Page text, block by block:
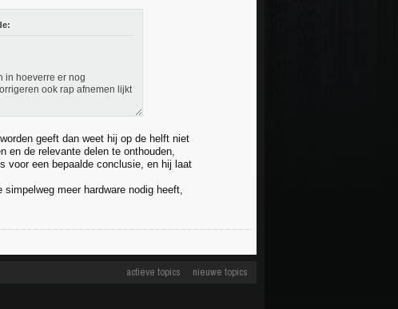
in hoeverre er nog
ook rap afnemen lijkt
geeft dan weet hij op de helft niet
en de relevante delen te onthouden,
voor een bepaalde conclusie, en hij laat
meer hardware nodig heeft,
actieve topics nieuwe topics